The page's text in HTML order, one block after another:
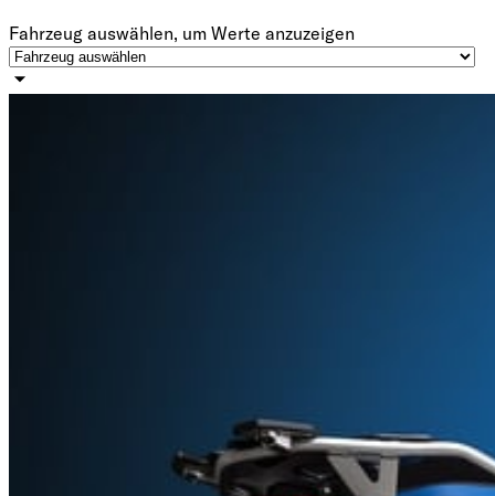
Fahrzeug auswählen, um Werte anzuzeigen